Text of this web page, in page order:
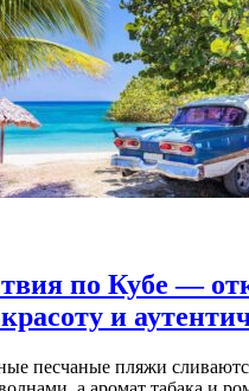
по Кубе —
и
песчаные пляжи